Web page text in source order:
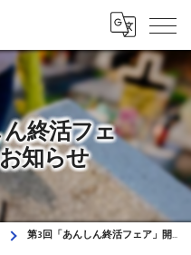
終活フェ
知らせ
第3回「あんしん終活フェア」開催のお知らせ